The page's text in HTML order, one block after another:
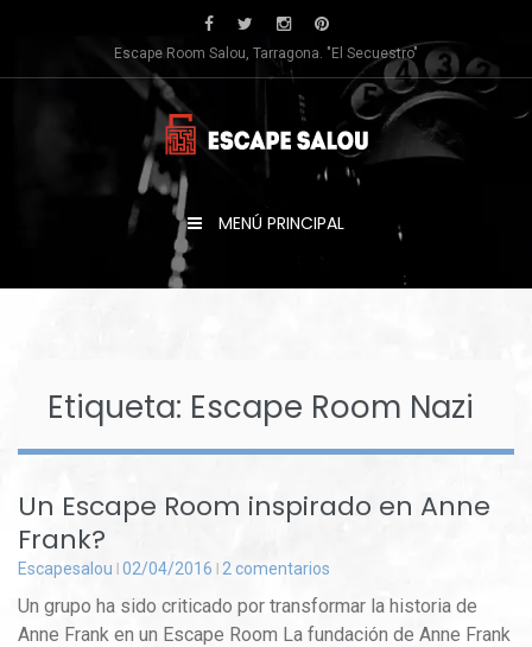
Escape Room Salou, Tarragona. "El Secuestro"
MENÚ PRINCIPAL
Etiqueta: Escape Room Nazi
Un Escape Room inspirado en Anne
Frank?
Escapesalou 02/04/2016 2 comentarios
Un grupo ha sido criticado por transformar la historia de
Anne Frank en un Escape Room La fundación de Anne Frank